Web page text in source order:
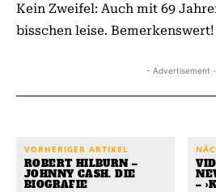
Kein Zweifel: Auch mit 69
bisschen leise. Bemerkenswert!
- Advertisement -
VORHERIGER ARTIKEL
ROBERT HILBURN –
JOHNNY CASH. DIE
BIOGRAFIE
–